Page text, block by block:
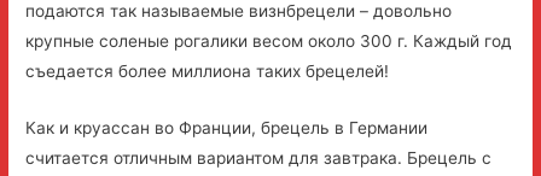
подаются так называемые визнбрецели – довольно
крупные соленые рогалики весом около 300 г. Каждый год
съедается более миллиона таких брецелей!
Как и круассан во Франции, брецель в Германии
считается отличным вариантом для завтрака. Брецель с